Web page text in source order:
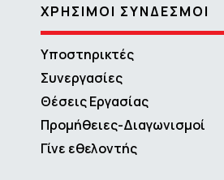
ΧΡΗΣΙΜΟΙ ΣΥΝΔΕΣΜΟΙ
Υποστηρικτές
Συνεργασίες
Θέσεις Εργασίας
Προμήθειες-Διαγωνισμοί
Γίνε εθελοντής